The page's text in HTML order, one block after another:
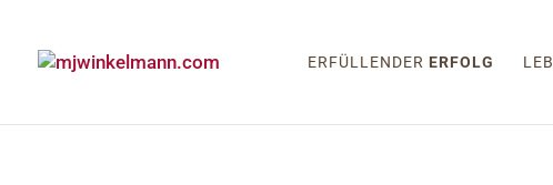
ERFÜLLENDER ERFOLG